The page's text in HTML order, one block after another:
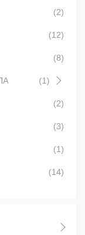
(2)
(12)
(8)
(1)
(2)
(3)
(1)
(14)